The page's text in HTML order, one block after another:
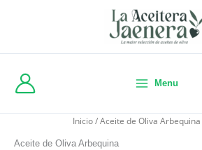
Menu
Inicio/Aceite de Oliva Arbequina
Aceite de Oliva Arbequina